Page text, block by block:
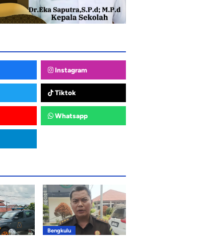
Instagram
Tiktok
Whatsapp
Bengkulu